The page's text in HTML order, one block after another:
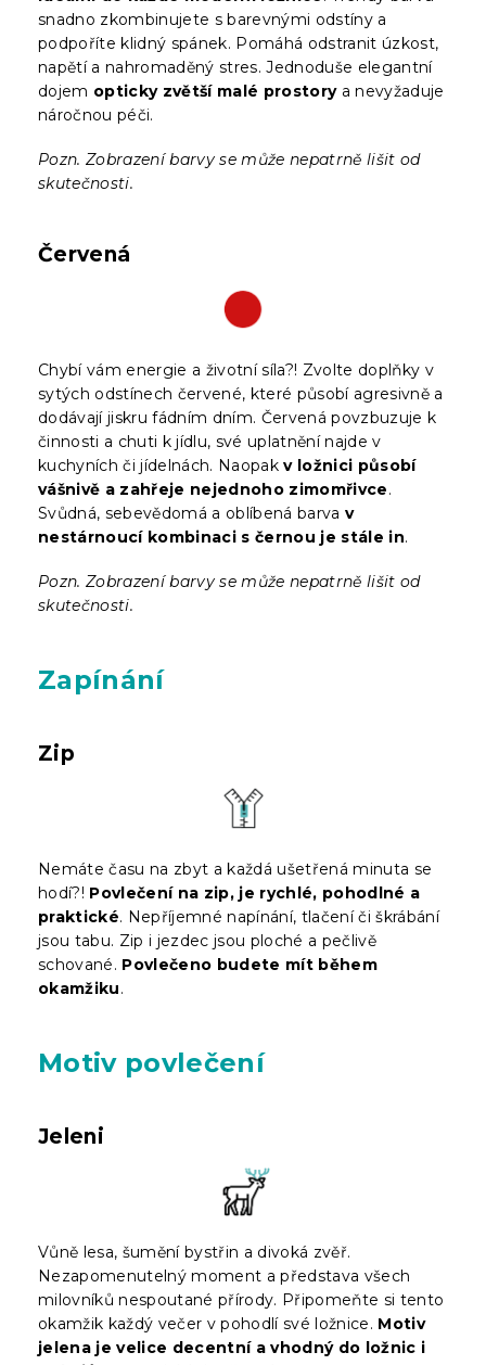
snadno zkombinujete s barevnými odstíny a
podpoříte klidný spánek. Pomáhá odstranit úzkost,
napětí a nahromaděný stres. Jednoduše elegantní
dojem opticky zvětší malé prostorya nevyžaduje
náročnou péči.
Pozn. Zobrazení barvy se může nepatrně lišit od
skutečnosti.
Červená
Chybí vám energie a životní síla?! Zvolte doplňky v
sytých odstínech červené, které působí agresivně a
dodávají jiskru fádním dním. Červená povzbuzuje k
činnosti a chuti k jídlu, své uplatnění najde v
kuchyních či jídelnách. Naopakv ložnici působí
vášnivě a zahřeje nejednoho zimomřivce.
Svůdná, sebevědomá a oblíbená barva v
nestárnoucí kombinaci s černou je stále in.
Pozn. Zobrazení barvy se může nepatrně lišit od
skutečnosti.
Zapínání
Zip
Nemáte času na zbyt a každá ušetřená minuta se
hodí?! Povlečení na zip, je rychlé, pohodlné a
praktické. Nepříjemné napínání, tlačení či škrábání
jsou tabu. Zip i jezdec jsou ploché a pečlivě
schované. Povlečeno budete mít během
okamžiku.
Motiv povlečení
Jeleni
Vůně lesa, šumění bystřin a divoká zvěř.
Nezapomenutelný moment a představa všech
milovníků nespoutané přírody. Připomeňte si tento
okamžik každý večer v pohodlí své ložnice. Motiv
jelena je velice decentní a vhodný do ložnic i